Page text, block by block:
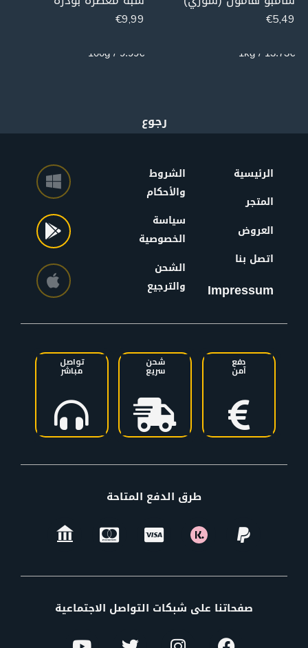
€5,49
13.73€ / 1kg
€9,99
9.99€ / 100g
الرئيسية
المتجر
العروض
اتصل بنا
Impressum
الشروط
والأحكام
سياسة
الخصوصية
الشحن
والترجيع
دفع
آمن
شحن
سريع
تواصل
مباشر
طرق الدفع المتاحة
صفحاتنا على شبكات التواصل الاجتماعية